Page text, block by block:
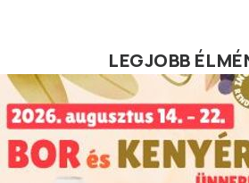
LEGJOBB